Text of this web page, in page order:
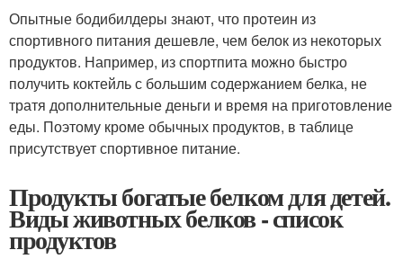
Опытные бодибилдеры знают, что протеин из
спортивного питания дешевле, чем белок из некоторых
продуктов. Например, из спортпита можно быстро
получить коктейль с большим содержанием белка, не
тратя дополнительные деньги и время на приготовление
еды. Поэтому кроме обычных продуктов, в таблице
присутствует спортивное питание.
Продукты богатые белком для детей.
Виды животных белков - список
продуктов